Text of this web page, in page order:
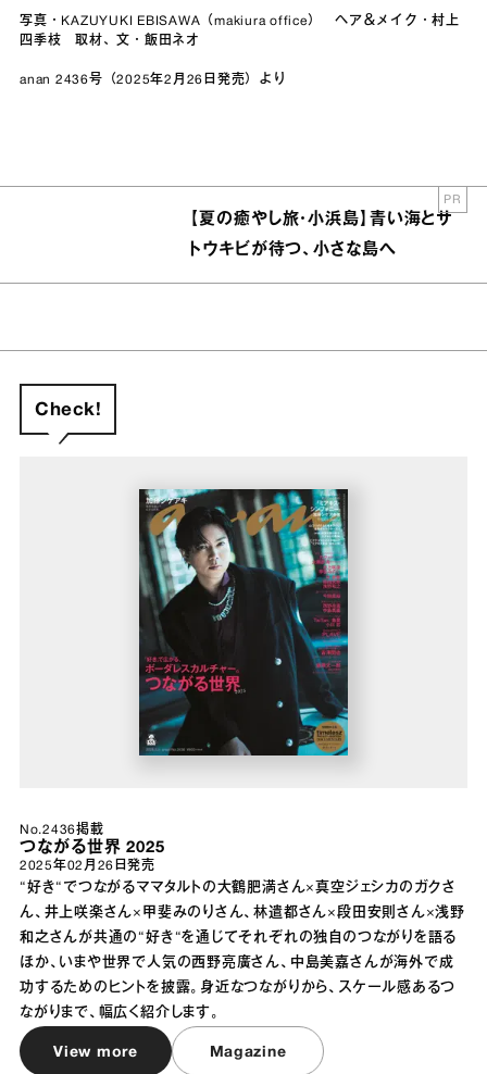
写真・KAZUYUKI EBISAWA（makiura office） ヘア＆メイク・村上
四季枝 取材、文・飯田ネオ
anan 2436号（2025年2月26日発売）より
【夏の癒やし旅・小浜島】青い海とサ
トウキビが待つ、小さな島へ
PR
Check!
No.2436掲載
つながる世界 2025
2025年02月26日 発売
“好き“でつながるママタルトの大鶴肥満さん×真空ジェシカのガクさ
ん、井上咲楽さん×甲斐みのりさん、林遣都さん×段田安則さん×浅野
和之さんが共通の“好き“を通じてそれぞれの独自のつながりを語る
ほか、いまや世界で人気の西野亮廣さん、中島美嘉さんが海外で成
功するためのヒントを披露。身近なつながりから、スケール感あるつ
ながりまで、幅広く紹介します。
View more Magazine